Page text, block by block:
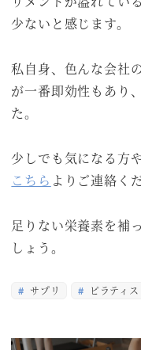
少ないと感じます。
私自身、色んな会社
が一番即効性もあり
た。
少しでも気になる方
こちら よりご連絡く
足りない栄養素を補
しょう。
サプリ ピラティス